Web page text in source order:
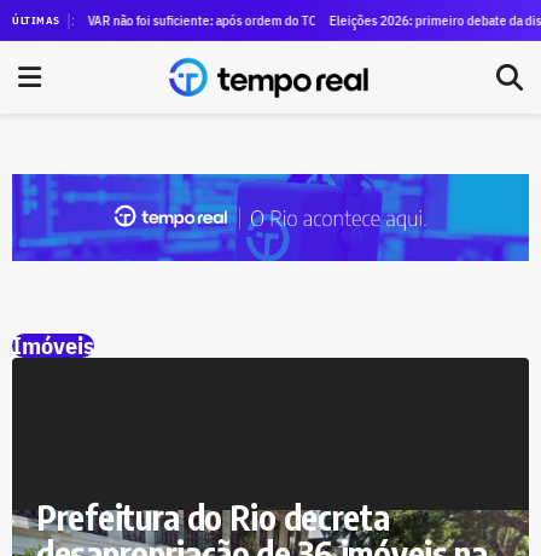
ÚLTIMAS
Rio e compliance para alugar SUVs blindados para diretores por R$ 1,29 milhão
VAR não foi suficiente: após ordem do TCE para anular contrato de mais de R$ 100
Eleições 2026: primeiro debate da disputa
Imóveis
Prefeitura do Rio decreta